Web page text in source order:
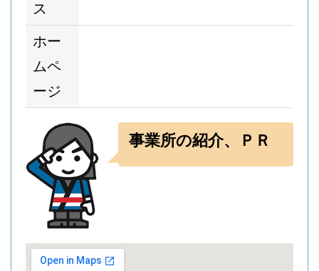
ス
ホー
ムペ
ージ
事業所の紹介、ＰＲ